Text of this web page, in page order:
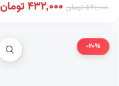
540,000تومان 432,000تومان
-20%